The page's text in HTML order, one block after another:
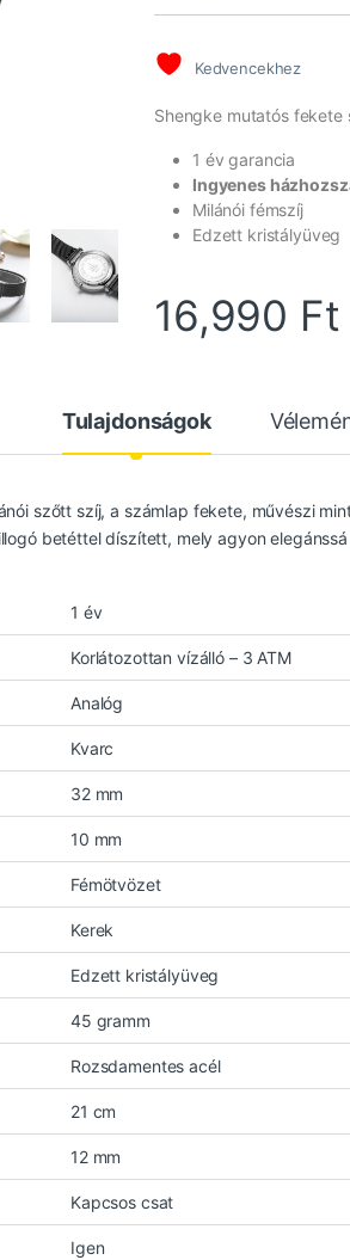
Kedvencekhez
Shengke mutatós fekete
1 év garancia
Ingyenes
Milánói fémszíj
Edzett kristályüveg
16,990 Ft
Tulajdonságok
szőtt szíj, a számlap fekete, művészi
betéttel díszített, mely agyon
1 év
Korlátozottan vízálló – 3 ATM
Analóg
Kvarc
32 mm
10 mm
Fémötvözet
Kerek
Edzett kristályüveg
45 gramm
Rozsdamentes acél
21 cm
12 mm
Kapcsos csat
Igen